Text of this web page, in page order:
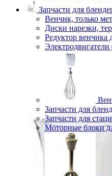
Запчасти для
Венчик, только
Диски нарезки,
Редуктор венчика
Запчасти для
Запчасти для
Моторные блоки